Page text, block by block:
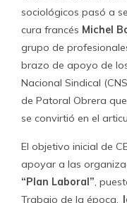
por la recuperación
En esa época se
cuentan- fueron los
al joven historiador
Francia, al Instituto
A su regreso participó
Socialista e intentó
compañeros que
Escalona y María
De hecho, Cano
“Nueva Izquierda” -